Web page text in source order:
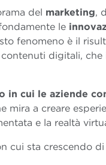
del marketing,
le
fenomeno è il
digitali,
in cui le aziende
mira a creare
e la realtà
cui sta crescendo